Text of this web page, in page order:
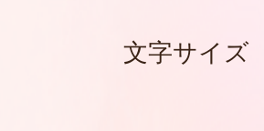
文字サイズ